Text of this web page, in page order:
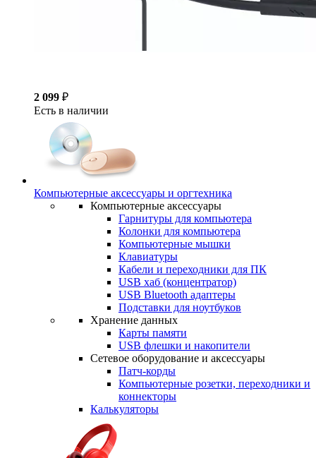
2 099 ₽
Есть в наличии
Компьютерные аксессуары и оргтехника
Компьютерные аксессуары
Гарнитуры для компьютера
Колонки для компьютера
Компьютерные мышки
Клавиатуры
Кабели и переходники для ПК
USB хаб (концентратор)
USB Bluetooth адаптеры
Подставки для ноутбуков
Хранение данных
Карты памяти
USB флешки и накопители
Сетевое оборудование и аксессуары
Патч-корды
Компьютерные розетки, переходники и
коннекторы
Калькуляторы